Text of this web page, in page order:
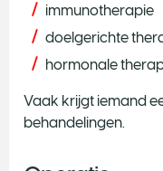
immunotherapie
doelgerichte
hormonale
Vaak krijgt iemand
behandelingen.